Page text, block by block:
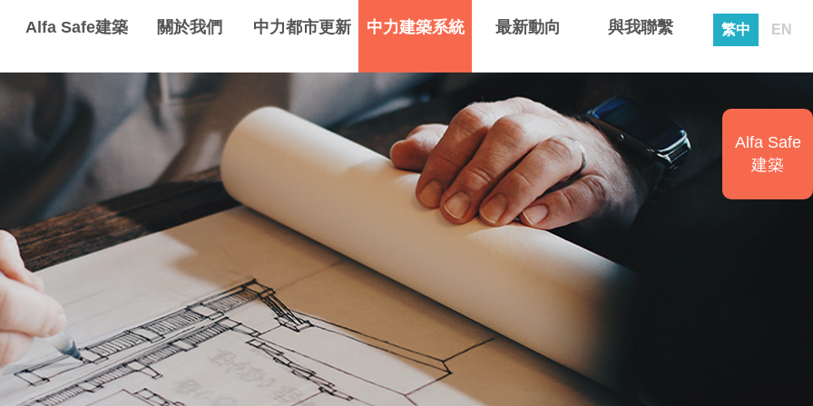
Alfa Safe建築 關於我們 中力都市更新 中力建築系統 最新動向 與我聯繫 繁中 EN
Alfa Safe
建築